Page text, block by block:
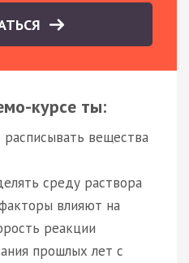
курсе ты:
вещества
среду раствора
влияют на
реакции
прошлых лет с